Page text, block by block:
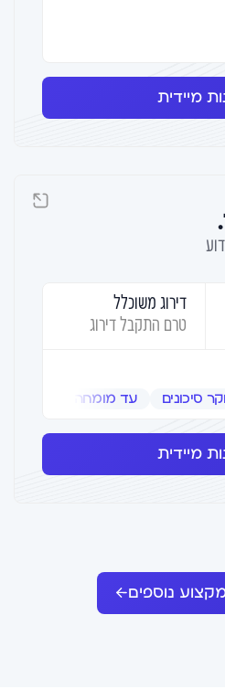
מיידית
דירוג משוכלל
טרם התקבל דירוג
סיכונים עד מומחה
מיידית
נוספים